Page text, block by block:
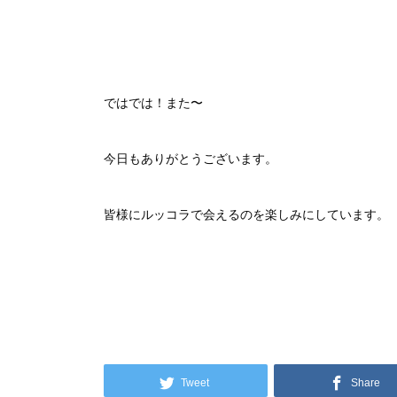
ではでは！また〜
今日もありがとうございます。
皆様にルッコラで会えるのを楽しみにしています。
Tweet Share